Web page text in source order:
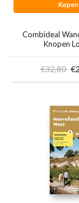
Kopen
Combideal
Knopen
€32,80